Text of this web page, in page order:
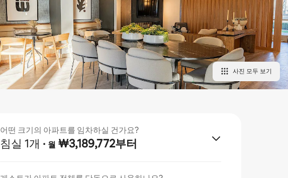
사진 모두 보기
어떤 크기의 아파트를 임차하실 건가요?
침실 1개 · 월 ₩3,189,772부터